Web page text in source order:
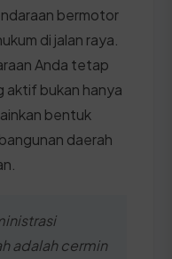
bermotor
di jalan raya.
Anda tetap
aktif bukan hanya
bentuk
daerah
adalah cermin